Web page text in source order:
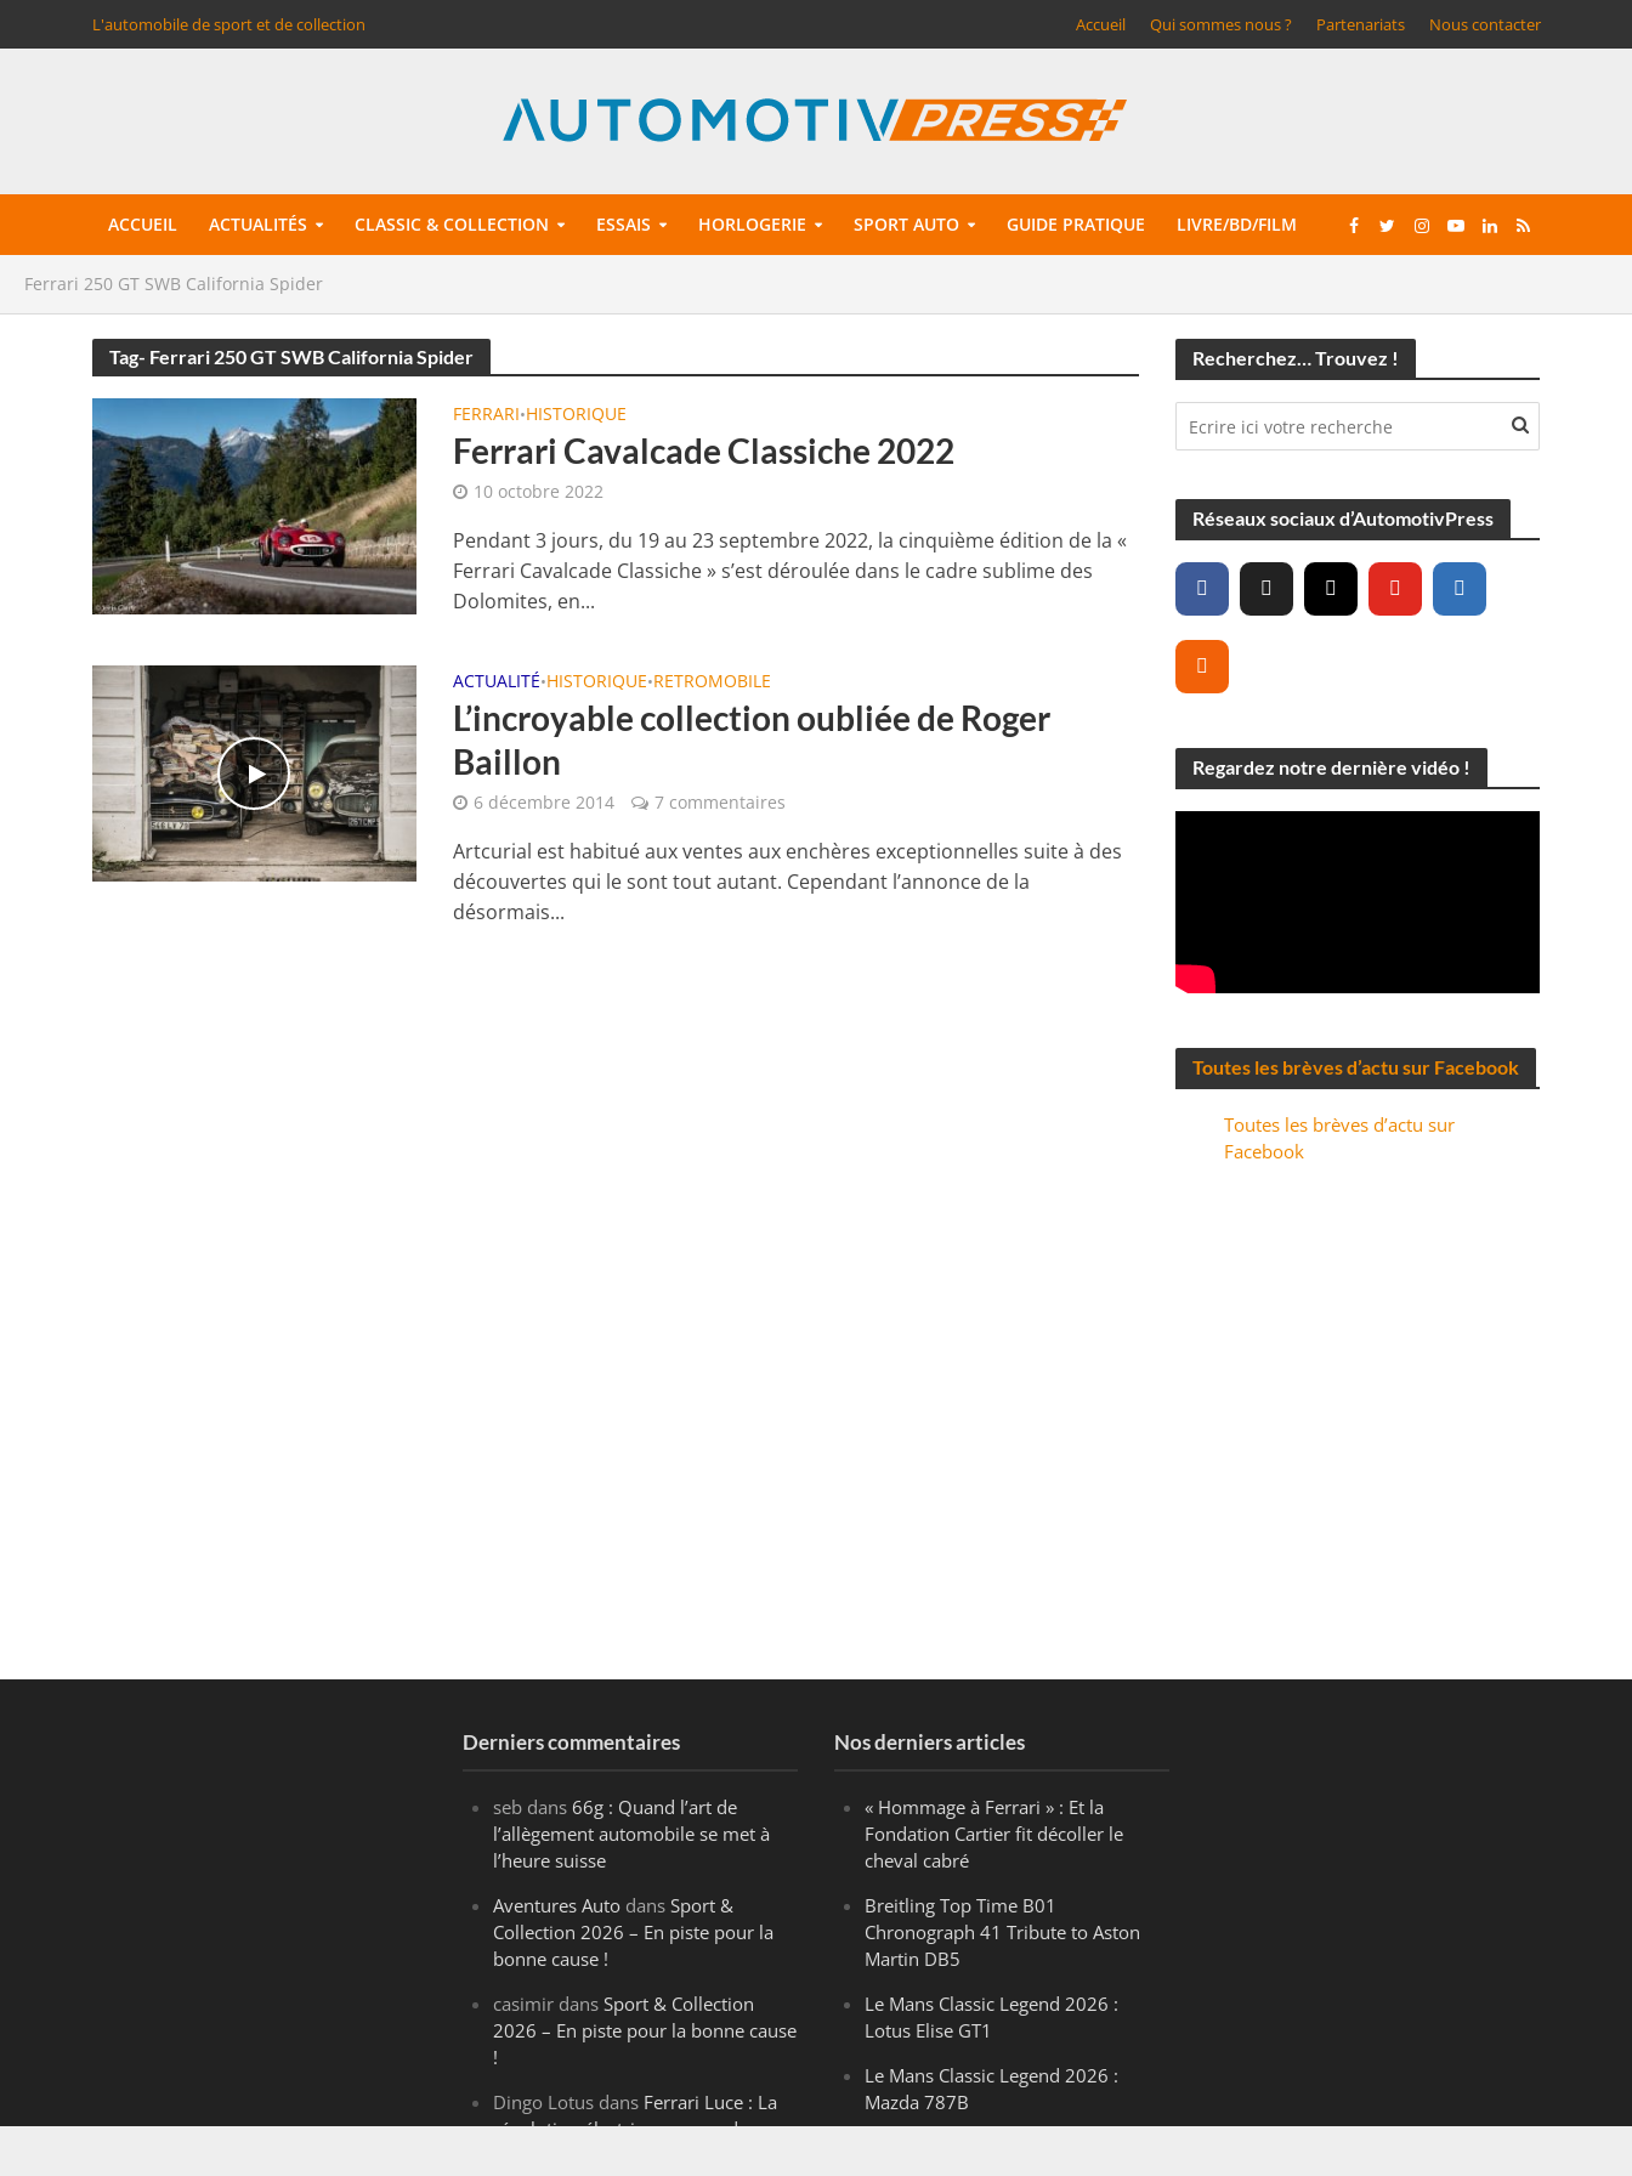
L'automobile de sport et de collection Accueil Qui sommes nous ? Partenariats Nous contacter
ACCUEIL ACTUALITÉS CLASSIC & COLLECTION ESSAIS HORLOGERIE SPORT AUTO GUIDE PRATIQUE LIVRE/BD/FILM
Ferrari 250 GT SWB California Spider
Tag- Ferrari 250 GT SWB California Spider
FERRARI•HISTORIQUE
Ferrari Cavalcade Classiche 2022
10 octobre 2022
Pendant 3 jours, du 19 au 23 septembre 2022, la cinquième édition de la «
Ferrari Cavalcade Classiche » s’est déroulée dans le cadre sublime des
Dolomites, en...
ACTUALITÉ•HISTORIQUE•RETROMOBILE
L’incroyable collection oubliée de Roger
Baillon
6 décembre 2014 7 commentaires
Artcurial est habitué aux ventes aux enchères exceptionnelles suite à des
découvertes qui le sont tout autant. Cependant l’annonce de la
désormais...
Recherchez… Trouvez !
Réseaux sociaux d’AutomotivPress
Regardez notre dernière vidéo !
Toutes les brèves d’actu sur Facebook
Toutes les brèves d’actu sur
Facebook
Derniers commentaires
seb dans66g : Quand l’art de
l’allègement automobile se met à
l’heure suisse
Aventures Auto dansSport &
Collection 2026 – En piste pour la
bonne cause !
casimir dansSport & Collection
2026 – En piste pour la bonne cause
!
Dingo Lotus dans Ferrari Luce : La
révolution électrique venue de
Nos derniers articles
« Hommage à Ferrari » : Et la
Fondation Cartier fit décoller le
cheval cabré
Breitling Top Time B01
Chronograph 41 Tribute to Aston
Martin DB5
Le Mans Classic Legend 2026 :
Lotus Elise GT1
Le Mans Classic Legend 2026 :
Mazda 787B